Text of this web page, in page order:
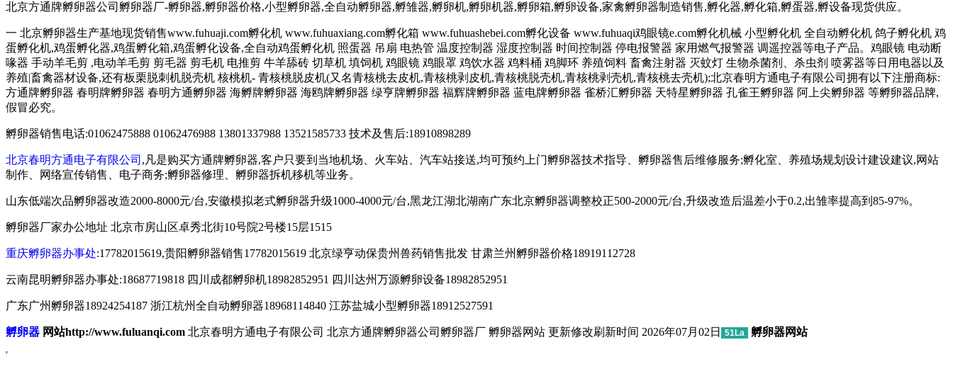
北京方通牌孵卵器公司孵卵器厂-孵卵器,孵卵器价格,小型孵卵器,全自动孵卵器,孵雏器,孵卵机,孵卵机器,孵卵箱,孵卵设备,家禽孵卵器制造销售,孵化器,孵化箱,孵蛋器,孵设备现货供应。
一 北京孵卵器生产基地现货销售www.fuhuaji.com孵化机 www.fuhuaxiang.com孵化箱 www.fuhuashebei.com孵化设备 www.fuhuaqi鸡眼镜e.com孵化机械 小型孵化机 全自动孵化机 鸽子孵化机 鸡
蛋孵化机,鸡蛋孵化器,鸡蛋孵化箱,鸡蛋孵化设备,全自动鸡蛋孵化机 照蛋器 吊扇 电热管 温度控制器 湿度控制器 时间控制器 停电报警器 家用燃气报警器 调遥控器等电子产品。鸡眼镜 电动断
喙器 手动羊毛剪 ,电动羊毛剪 剪毛器 剪毛机 电推剪 牛羊舔砖 切草机 填饲机 鸡眼镜 鸡眼罩 鸡饮水器 鸡料桶 鸡脚环 养殖饲料 畜禽注射器 灭蚊灯 生物杀菌剂、杀虫剂 喷雾器等日用电器以及
养殖|畜禽器材设备,还有板栗脱刺机脱壳机 核桃机- 青核桃脱皮机(又名青核桃去皮机,青核桃剥皮机,青核桃脱壳机,青核桃剥壳机,青核桃去壳机);北京春明方通电子有限公司拥有以下注册商标:
方通牌孵卵器 春明牌孵卵器 春明方通孵卵器 海孵牌孵卵器 海鸥牌孵卵器 绿亨牌孵卵器 福辉牌孵卵器 蓝电牌孵卵器 雀桥汇孵卵器 天特星孵卵器 孔雀王孵卵器 阿上尖孵卵器 等孵卵器品牌,
假冒必究。
孵卵器销售电话:01062475888 01062476988 13801337988 13521585733 技术及售后:18910898289
北京春明方通电子有限公司 ,凡是购买方通牌孵卵器,客户只要到当地机场、火车站、汽车站接送,均可预约上门孵卵器技术指导、孵卵器售后维修服务;孵化室、养殖场规划设计建设建议,网站
制作、网络宣传销售、电子商务;孵卵器修理、孵卵器拆机移机等业务。
山东低端次品孵卵器改造2000-8000元/台,安徽模拟老式孵卵器升级1000-4000元/台,黑龙江湖北湖南广东北京孵卵器调整校正500-2000元/台,升级改造后温差小于0.2,出雏率提高到85-97%。
孵卵器厂家办公地址 北京市房山区卓秀北街10号院2号楼15层1515
重庆孵卵器办事处:17782015619,贵阳孵卵器销售17782015619 北京绿亨动保贵州兽药销售批发 甘肃兰州孵卵器价格18919112728
云南昆明孵卵器办事处:18687719818 四川成都孵卵机18982852951 四川达州万源孵卵设备18982852951
广东广州孵卵器18924254187 浙江杭州全自动孵卵器18968114840 江苏盐城小型孵卵器18912527591
孵卵器 网站http://www.fuluanqi.com 北京春明方通电子有限公司 北京方通牌孵卵器公司孵卵器厂 孵卵器网站 更新修改刷新时间 2026年07月02日 51La 孵卵器网站